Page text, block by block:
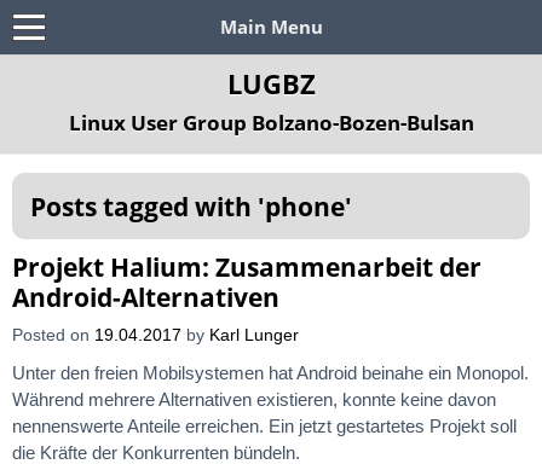
Main Menu
LUGBZ
Linux User Group Bolzano-Bozen-Bulsan
Posts tagged with 'phone'
Projekt Halium: Zusammenarbeit der
Android-Alternativen
Posted on 19.04.2017 by Karl Lunger
Unter den freien Mobilsystemen hat Android beinahe ein Monopol.
Während mehrere Alternativen existieren, konnte keine davon
nennenswerte Anteile erreichen. Ein jetzt gestartetes Projekt soll
die Kräfte der Konkurrenten bündeln.